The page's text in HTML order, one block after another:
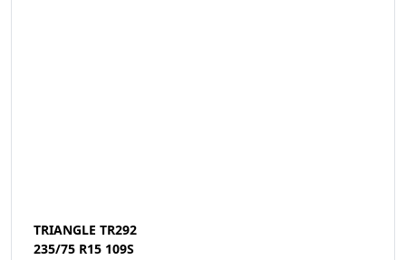
TRIANGLE TR292
235/75 R15 109S